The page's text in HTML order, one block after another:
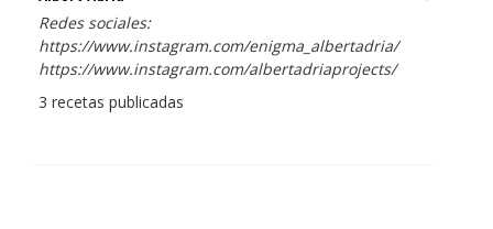
Redes sociales:
https://www.instagram.com/enigma_albertadria/
https://www.instagram.com/albertadriaprojects/
3 recetas publicadas